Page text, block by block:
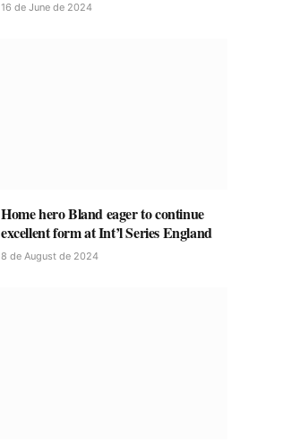
16 de June de 2024
Home hero Bland eager to continue
excellent form at Int’l Series England
8 de August de 2024